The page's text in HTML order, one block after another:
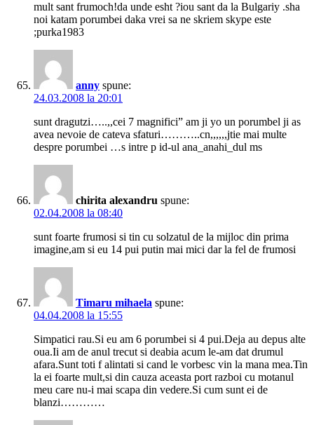
mult sant frumoch!da unde esht ?iou sant da la Bulgariy .sha
noi katam porumbei daka vrei sa ne skriem skype este
;purka1983
anny spune:
24.03.2008 la 20:01
sunt dragutzi…..,,cei 7 magnifici” am ji yo un porumbel ji as
avea nevoie de cateva sfaturi………..cn,,,,,,jtie mai multe
despre porumbei …s intre p id-ul ana_anahi_dul ms
chirita alexandru spune:
02.04.2008 la 08:40
sunt foarte frumosi si tin cu solzatul de la mijloc din prima
imagine,am si eu 14 pui putin mai mici dar la fel de frumosi
Timaru mihaela spune:
04.04.2008 la 15:55
Simpatici rau.Si eu am 6 porumbei si 4 pui.Deja au depus alte
oua.Ii am de anul trecut si deabia acum le-am dat drumul
afara.Sunt toti f alintati si cand le vorbesc vin la mana mea.Tin
la ei foarte mult,si din cauza aceasta port razboi cu motanul
meu care nu-i mai scapa din vedere.Si cum sunt ei de
blanzi…………